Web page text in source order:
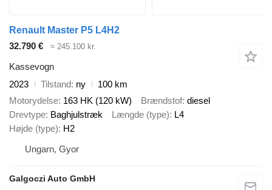
Renault Master P5 L4H2
32.790 €
≈ 245.100 kr.
Kassevogn
2023
Tilstand ny
100 km
Motorydelse 163 HK (120 kW) Brændstof diesel
Drevtype Baghjulstræk Længde (type) L4
Højde (type) H2
Ungarn, Gyor
Galgoczi Auto GmbH